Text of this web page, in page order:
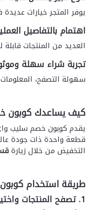
يوفر المتجر خيارات
اهتمام بالتفاصيل
العديد من المنتجات
تجربة شراء سهلة
سهولة التصفح،
كيف يساعدك كوبون
يقدم كوبون خصم سليب
قطعة واحدة ذات جودة
التخفيض من خلال زيارة
طريقة استخدام
1. تصفح المنتجات واختيار ما يناسبك